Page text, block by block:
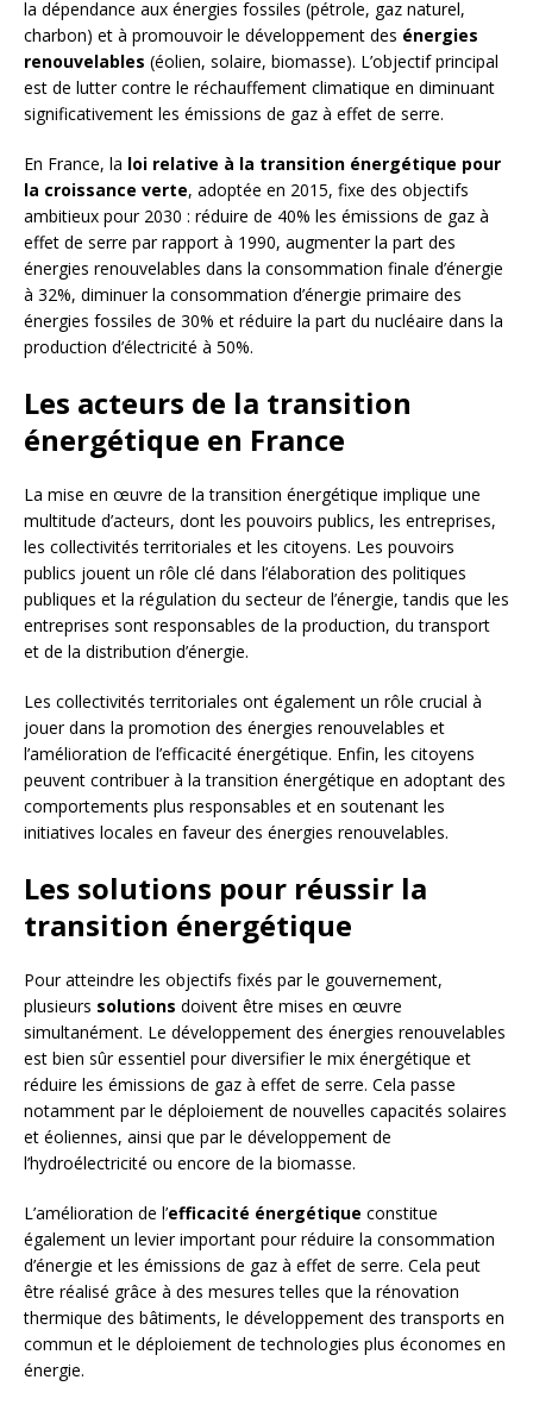
la dépendance aux énergies fossiles (pétrole, gaz naturel,
charbon) et à promouvoir le développement des énergies
renouvelables (éolien, solaire, biomasse). L’objectif principal
est de lutter contre le réchauffement climatique en diminuant
significativement les émissions de gaz à effet de serre.
En France, la loi relative à la transition énergétique pour
la croissance verte, adoptée en 2015, fixe des objectifs
ambitieux pour 2030 : réduire de 40% les émissions de gaz à
effet de serre par rapport à 1990, augmenter la part des
énergies renouvelables dans la consommation finale d’énergie
à 32%, diminuer la consommation d’énergie primaire des
énergies fossiles de 30% et réduire la part du nucléaire dans la
production d’électricité à 50%.
Les acteurs de la transition
énergétique en France
La mise en œuvre de la transition énergétique implique une
multitude d’acteurs, dont les pouvoirs publics, les entreprises,
les collectivités territoriales et les citoyens. Les pouvoirs
publics jouent un rôle clé dans l’élaboration des politiques
publiques et la régulation du secteur de l’énergie, tandis que les
entreprises sont responsables de la production, du transport
et de la distribution d’énergie.
Les collectivités territoriales ont également un rôle crucial à
jouer dans la promotion des énergies renouvelables et
l’amélioration de l’efficacité énergétique. Enfin, les citoyens
peuvent contribuer à la transition énergétique en adoptant des
comportements plus responsables et en soutenant les
initiatives locales en faveur des énergies renouvelables.
Les solutions pour réussir la
transition énergétique
Pour atteindre les objectifs fixés par le gouvernement,
plusieurs solutions doivent être mises en œuvre
simultanément. Le développement des énergies renouvelables
est bien sûr essentiel pour diversifier le mix énergétique et
réduire les émissions de gaz à effet de serre. Cela passe
notamment par le déploiement de nouvelles capacités solaires
et éoliennes, ainsi que par le développement de
l’hydroélectricité ou encore de la biomasse.
L’amélioration de l’efficacité énergétique constitue
également un levier important pour réduire la consommation
d’énergie et les émissions de gaz à effet de serre. Cela peut
être réalisé grâce à des mesures telles que la rénovation
thermique des bâtiments, le développement des transports en
commun et le déploiement de technologies plus économes en
énergie.